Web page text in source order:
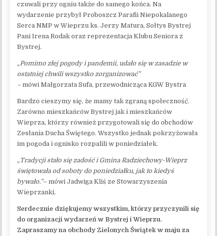
czuwali przy ogniu także do samego końca. Na
wydarzenie przybył Proboszcz Parafii Niepokalanego
Serca NMP w Wieprzu ks. Jerzy Matura, Sołtys Bystrej
Pani Irena Rodak oraz reprezentacja Klubu Seniora z
Bystrej.
„Pomimo złej pogody i pandemii, udało się w zasadzie w
ostatniej chwili wszystko zorganizować”
–mówi Małgorzata Sufa, przewodnicząca KGW Bystra
Bardzo cieszymy się, że mamy tak zgraną społeczność.
Zarówno mieszkańców Bystrej jak i mieszkańców
Wieprza, którzy również przygotowali się do obchodów
Zesłania Ducha Świętego. Wszystko jednak pokrzyżowała
im pogoda i ognisko rozpalili w poniedziałek.
„Tradycji stało się zadość i Gmina Radziechowy-Wieprz
świętowała od soboty do poniedziałku, jak to kiedyś
bywało.”– mówi Jadwiga Kliś ze Stowarzyszenia
Wieprzanki.
Serdecznie dziękujemy wszystkim, którzy przyczynili się
do organizacji wydarzeń w Bystrej i Wieprzu.
Zapraszamy na obchody Zielonych Świątek w maju za